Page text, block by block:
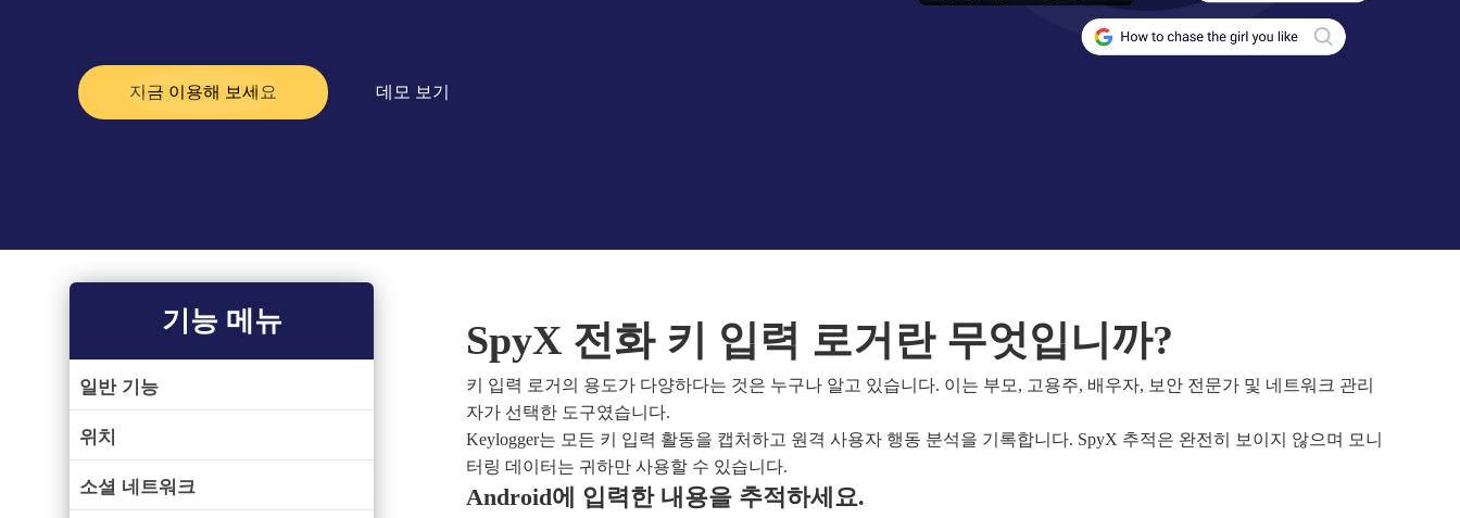
지금 이용해 보세요 데모 보기
기능 메뉴
일반 기능
위치
소셜 네트워크
SpyX 전화 키 입력 로거란 무엇입니까?
키 입력 로거의 용도가 다양하다는 것은 누구나 알고 있습니다. 이는 부모, 고용주, ​​배우자, 보안 전문가 및 네트워크 관리
자가 선택한 도구였습니다.
Keylogger는 모든 키 입력 활동을 캡처하고 원격 사용자 행동 분석을 기록합니다. SpyX 추적은 완전히 보이지 않으며 모니
터링 데이터는 귀하만 사용할 수 있습니다.
Android에 입력한 내용을 추적하세요.